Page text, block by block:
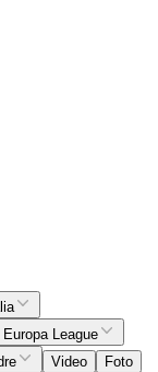
Europa League
Video
Foto